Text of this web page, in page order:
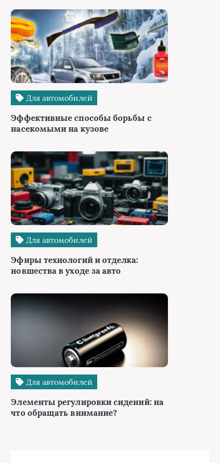
Для автомобилей
Эффективные способы борьбы с
насекомыми на кузове
Для автомобилей
Эфиры технологий и отделка:
новшества в уходе за авто
Для автомобилей
Элементы регулировки сидений: на
что обращать внимание?